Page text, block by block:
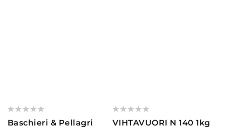
Valutazione:
Baschieri & Pellagri
Valutazione:
VIHTAVUORI N 140 1kg